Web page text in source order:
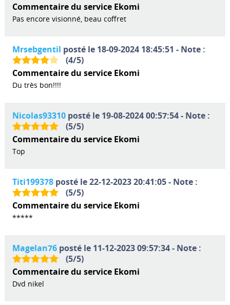
Commentaire du service Ekomi
Pas encore visionné, beau coffret
Mrsebgentil posté le 18-09-2024 18:45:51 - Note :
(4/5)
Commentaire du service Ekomi
Du très bon!!!!
Nicolas93310posté le 19-08-2024 00:57:54 - Note :
(5/5)
Commentaire du service Ekomi
Top
Titi199378posté le 22-12-2023 20:41:05 - Note :
(5/5)
Commentaire du service Ekomi
*****
Magelan76posté le 11-12-2023 09:57:34 - Note :
(5/5)
Commentaire du service Ekomi
Dvd nikel